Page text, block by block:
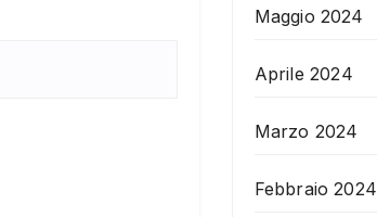
Maggio 2024
Aprile 2024
Marzo 2024
Febbraio 2024